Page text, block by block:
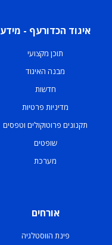
איגוד הכדורעף - מידע
תוכן מקצועי
מבנה האיגוד
חדשות
מדיניות פרטיות
תקנונים פרוטוקולים וטפסים
שופטים
מערכת
אורחים
פינת הווסטלגיה